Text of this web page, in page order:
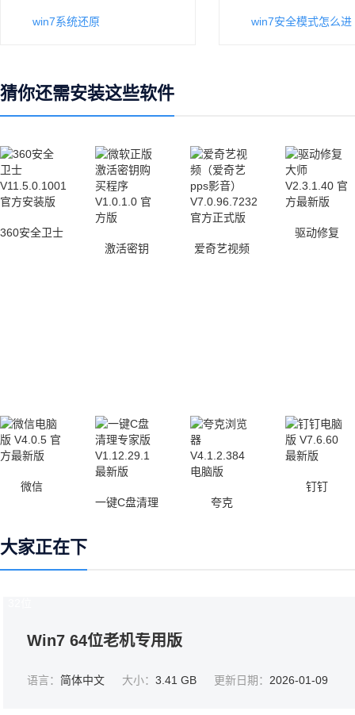
win7系统还原 win7安全模式怎么进
猜你还需安装这些软件
360安全卫士
激活密钥
爱奇艺视频
驱动修复
微信
一键C盘清理
夸克
钉钉
大家正在下
Win7 64位老机专用版
语言： 简体中文 大小： 3.41 GB 更新日期： 2026-01-09